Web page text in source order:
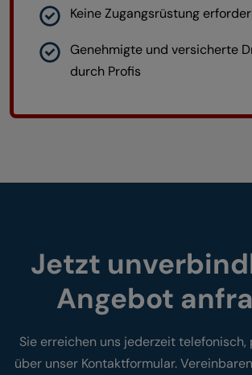
Keine Zugangsrüstung
Genehmigte und versicherte
durch Profis
Jetzt
Angebot
Sie erreichen uns jederzeit
über unser Kontaktformular.